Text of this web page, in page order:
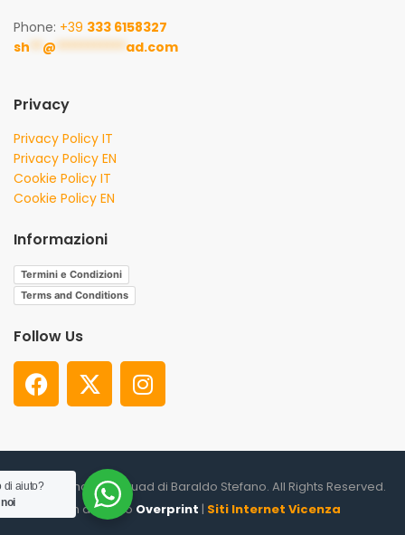
Phone: +39 333 6158327
sh ** @ *********** ad.com
Privacy
Privacy Policy IT
Privacy Policy EN
Cookie Policy IT
Cookie Policy EN
Informazioni
Termini e Condizioni
Terms and Conditions
Follow Us
© 2026. Shooter Squad di Baraldo Stefano. All Rights Reserved.
un altro sito Overprint | Siti Internet Vicenza
di aiuto?